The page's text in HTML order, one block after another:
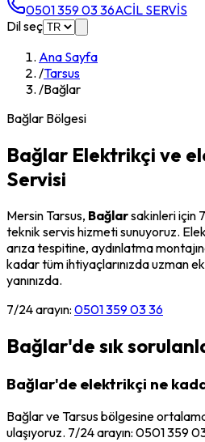
0501 359 03 36ACİL SERVİS
Dil seç
Ana Sayfa
/Tarsus
/Bağlar
Bağlar Bölgesi
Bağlar Elektrikçi ve
Servisi
MersinTarsus, Bağlarsakinleri için
teknik servis hizmeti sunuyoruz.
arıza tespitine, aydınlatma
kadar tüm ihtiyaçlarınızda uzman
yanınızda.
7/24 arayın: 0501 359 03 36
Bağlar'de sık
Bağlar'de elektrikçi ne
Bağlar ve Tarsus bölgesine
ulaşıyoruz. 7/24 arayın: 0501 359